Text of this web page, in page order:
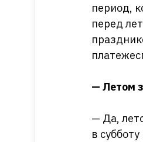
период,
перед
— Летом
— Да,
в